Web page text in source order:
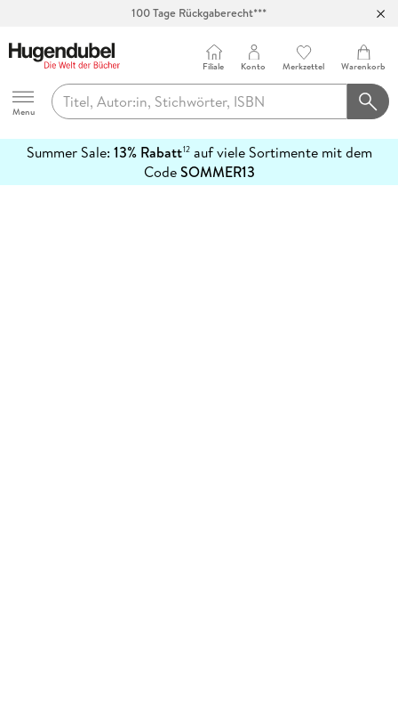
100 Tage Rückgaberecht***
Hugendubel
Menu
Filiale Konto Merkzettel Warenkorb
Summer Sale: 13% Rabatt12auf viele Sortimente mit dem
CodeSOMMER13
erfahren